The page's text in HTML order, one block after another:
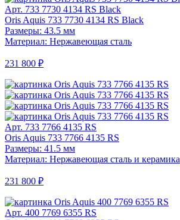
Арт. 733 7730 4134 RS Black
Oris Aquis 733 7730 4134 RS Black
Размеры: 43.5 мм
Материал: Нержавеющая сталь
231 800 ₽
Арт. 733 7766 4135 RS
Oris Aquis 733 7766 4135 RS
Размеры: 41.5 мм
Материал: Нержавеющая сталь и керамика
231 800 ₽
Арт. 400 7769 6355 RS